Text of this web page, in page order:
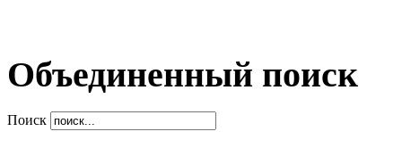
Объединенный поиск
Поиск